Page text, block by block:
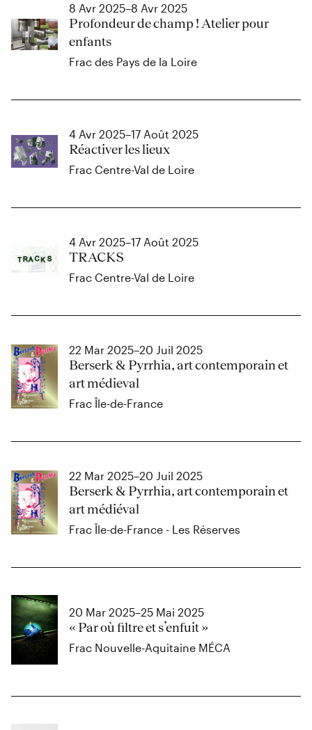
8 Avr 2025–8 Avr 2025
Profondeur de champ ! Atelier pour
enfants
Frac des Pays de la Loire
4 Avr 2025–17 Août 2025
Réactiver les lieux
Frac Centre-Val de Loire
4 Avr 2025–17 Août 2025
TRACKS
Frac Centre-Val de Loire
22 Mar 2025–20 Juil 2025
Berserk & Pyrrhia, art contemporain et
art médieval
Frac Île-de-France
22 Mar 2025–20 Juil 2025
Berserk & Pyrrhia, art contemporain et
art médiéval
Frac Île-de-France - Les Réserves
20 Mar 2025–25 Mai 2025
« Par où filtre et s’enfuit »
Frac Nouvelle-Aquitaine MÉCA